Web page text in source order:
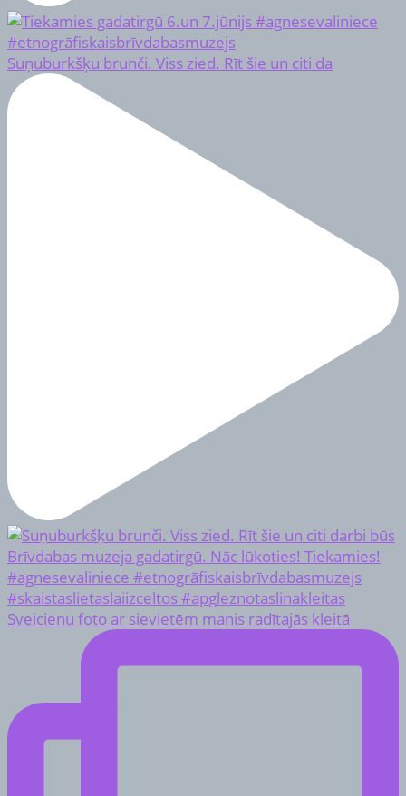
Suņuburkšķu brunči. Viss zied. Rīt šie un citi da
Sveicienu foto ar sievietēm manis radītajās kleitā